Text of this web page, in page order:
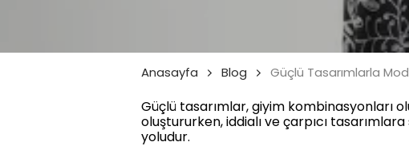
Anasayfa Blog Güçlü Tasarımlarla
Güçlü tasarımlar, giyim kombinasyonları
oluştururken, iddialı ve çarpıcı
yoludur.